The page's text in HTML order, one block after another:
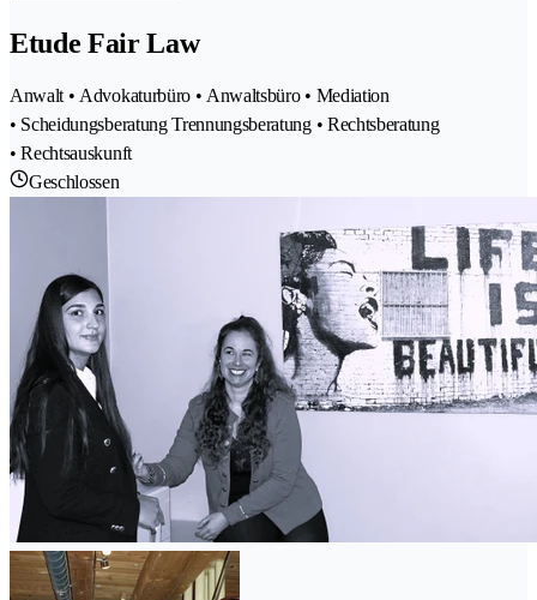
Etude Fair Law
Anwalt • Advokaturbüro • Anwaltsbüro • Mediation
• Scheidungsberatung Trennungsberatung • Rechtsberatung
• Rechtsauskunft
Geschlossen